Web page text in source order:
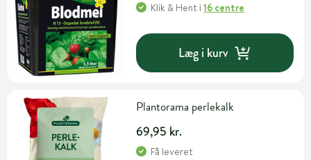
Klik & Hent i16 centre
Læg i kurv
Plantorama perlekalk
69,95 kr.
Få leveret